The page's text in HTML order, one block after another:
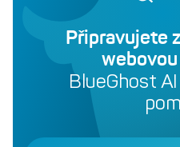
Připravujete
BlueGhost